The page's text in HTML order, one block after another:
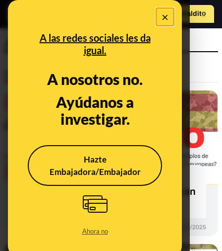
×
A las redes sociales les da
igual.
A nosotros no.
Ayúdanos a
investigar.
Hazte
Embajadora/Embajador
Ahora no
Hazte Maldito
No, Junts no ganó en ningún
municipio de Madrid ni de Canarias en
las europeas de 2024
18/06/2025